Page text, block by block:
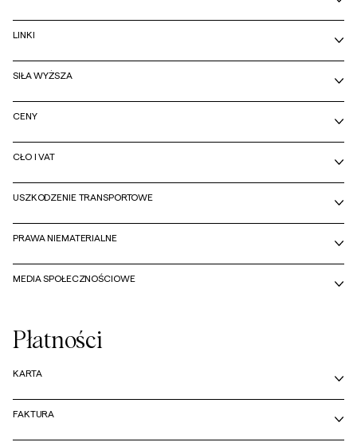
Jeans
Overshirt
Szorty
T-shirty
LINKI
SIŁA WYŻSZA
CENY
CŁO I VAT
USZKODZENIE TRANSPORTOWE
PRAWA NIEMATERIALNE
MEDIA SPOŁECZNOŚCIOWE
Płatności
KARTA
FAKTURA